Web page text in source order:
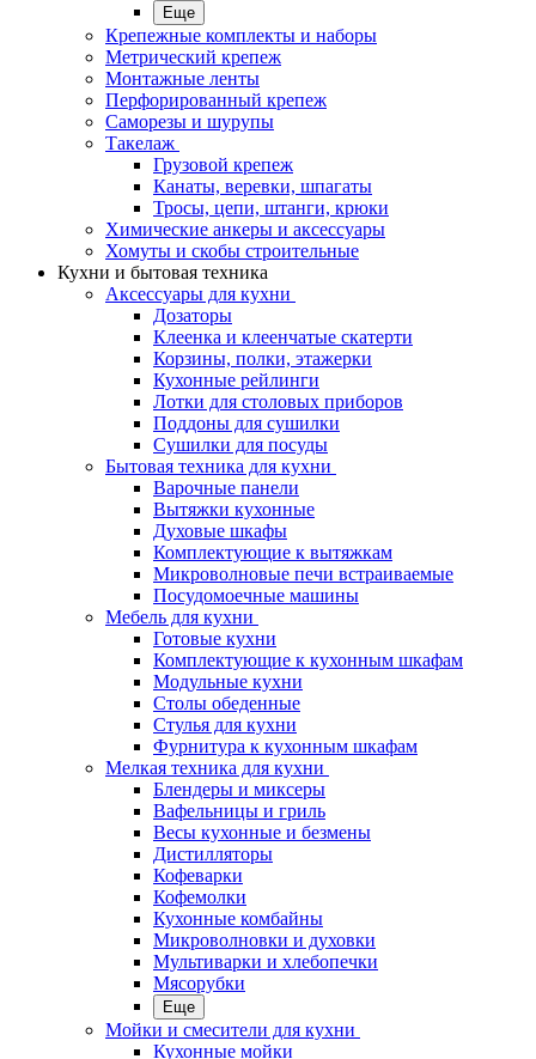
Еще
Крепежные комплекты и наборы
Метрический крепеж
Монтажные ленты
Перфорированный крепеж
Саморезы и шурупы
Такелаж
Грузовой крепеж
Канаты, веревки, шпагаты
Тросы, цепи, штанги, крюки
Химические анкеры и аксессуары
Хомуты и скобы строительные
Кухни и бытовая техника
Аксессуары для кухни
Дозаторы
Клеенка и клеенчатые скатерти
Корзины, полки, этажерки
Кухонные рейлинги
Лотки для столовых приборов
Поддоны для сушилки
Сушилки для посуды
Бытовая техника для кухни
Варочные панели
Вытяжки кухонные
Духовые шкафы
Комплектующие к вытяжкам
Микроволновые печи встраиваемые
Посудомоечные машины
Мебель для кухни
Готовые кухни
Комплектующие к кухонным шкафам
Модульные кухни
Столы обеденные
Стулья для кухни
Фурнитура к кухонным шкафам
Мелкая техника для кухни
Блендеры и миксеры
Вафельницы и гриль
Весы кухонные и безмены
Дистилляторы
Кофеварки
Кофемолки
Кухонные комбайны
Микроволновки и духовки
Мультиварки и хлебопечки
Мясорубки
Еще
Мойки и смесители для кухни
Кухонные мойки